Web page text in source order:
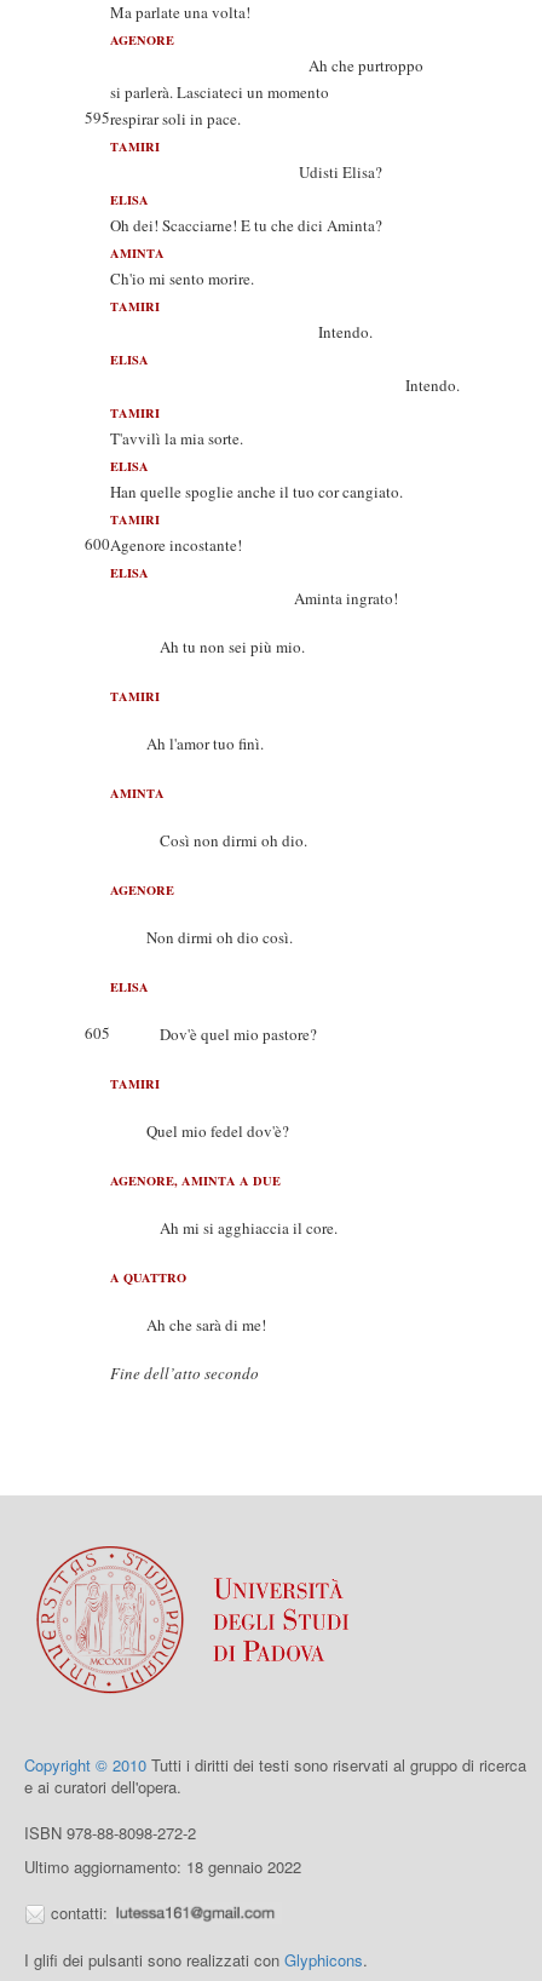
Ma parlate una volta!
AGENORE
Ah che purtroppo
si parlerà. Lasciateci un momento
595respirar soli in pace.
TAMIRI
Udisti Elisa?
ELISA
Oh dei! Scacciarne! E tu che dici Aminta?
AMINTA
Ch'io mi sento morire.
TAMIRI
Intendo.
ELISA
Intendo.
TAMIRI
T'avvilì la mia sorte.
ELISA
Han quelle spoglie anche il tuo cor cangiato.
TAMIRI
600Agenore incostante!
ELISA
Aminta ingrato!
Ah tu non sei più mio.
TAMIRI
Ah l'amor tuo finì.
AMINTA
Così non dirmi oh dio.
AGENORE
Non dirmi oh dio così.
ELISA
605 Dov'è quel mio pastore?
TAMIRI
Quel mio fedel dov'è?
AGENORE, AMINTA A DUE
Ah mi si agghiaccia il core.
A QUATTRO
Ah che sarà di me!
Fine dell’atto secondo
Copyright © 2010 Tutti i diritti dei testi sono riservati al gruppo di ricerca
e ai curatori dell'opera.
ISBN 978-88-8098-272-2
Ultimo aggiornamento: 18 gennaio 2022
contatti:
I glifi dei pulsanti sono realizzati con Glyphicons.